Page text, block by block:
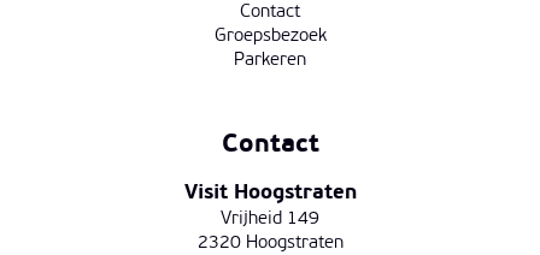
Contact
Groepsbezoek
Parkeren
Contact
Visit Hoogstraten
Vrijheid 149
2320 Hoogstraten